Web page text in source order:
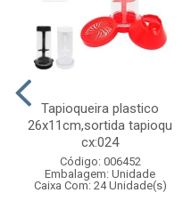
Tapioqueira plastico
26x11cm,sortida tapioqu
cx:024
Código: 006452
Embalagem: Unidade
Caixa Com: 24 Unidade(s)